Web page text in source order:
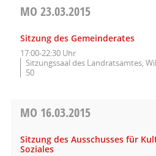
MO 23.03.2015
Sitzung des Gemeinderates
17:00-22:30 Uhr
Sitzungssaal des Landratsamtes,
50
MO 16.03.2015
Sitzung des Ausschusses für
Soziales